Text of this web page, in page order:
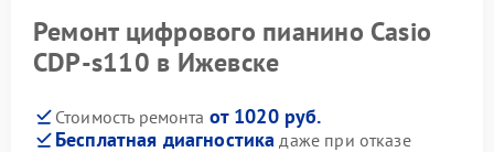
Ремонт цифрового пианино Casio
CDP-s110 в Ижевске
Стоимость ремонта от 1020 руб.
Бесплатная диагностика даже при отказе